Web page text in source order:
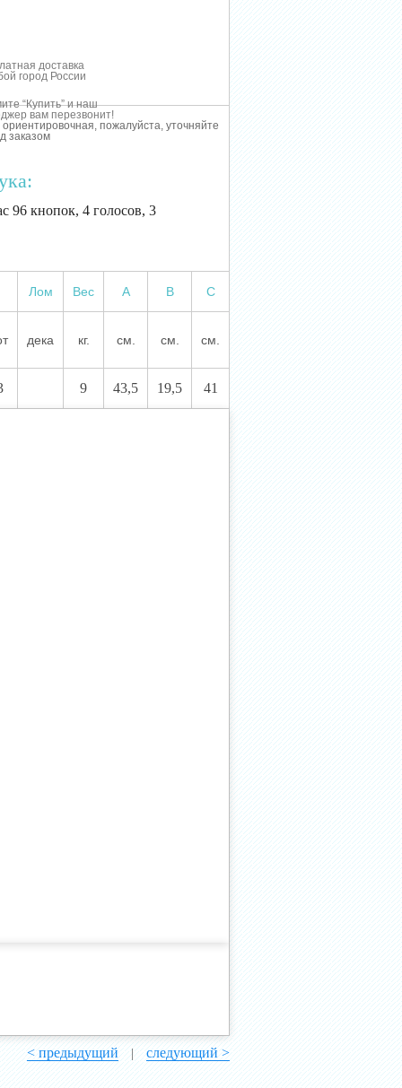
доставка
город России
“Купить” и наш
вам перезвонит!
пожалуйста, уточняйте
заказом
96 кнопок, 4 голосов, 3
Лом Вес А В С
дека кг. см. см. см.
9 43,5 19,5 41
< предыдущий | следующий >